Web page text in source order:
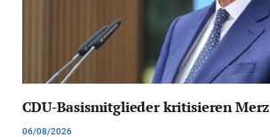
CDU-Basismitglieder kritisieren Merz
06/08/2026